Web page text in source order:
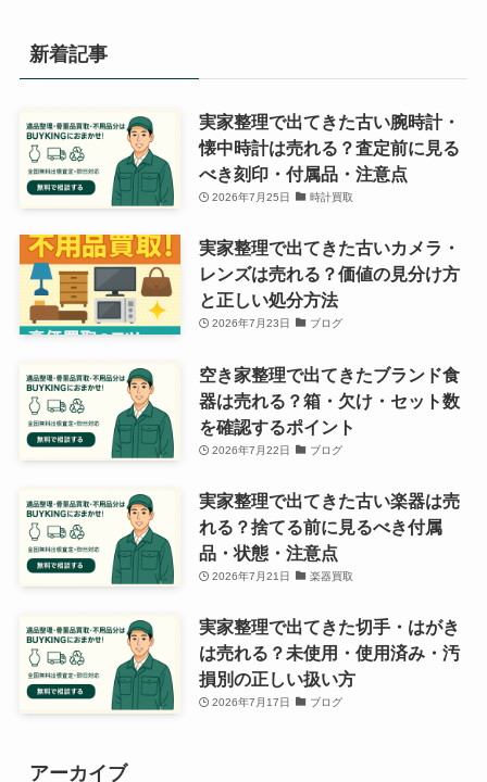
新着記事
実家整理で出てきた古い腕時計・
懐中時計は売れる？査定前に見る
べき刻印・付属品・注意点
2026年7月25日 時計買取
実家整理で出てきた古いカメラ・
レンズは売れる？価値の見分け方
と正しい処分方法
2026年7月23日 ブログ
空き家整理で出てきたブランド食
器は売れる？箱・欠け・セット数
を確認するポイント
2026年7月22日 ブログ
実家整理で出てきた古い楽器は売
れる？捨てる前に見るべき付属
品・状態・注意点
2026年7月21日 楽器買取
実家整理で出てきた切手・はがき
は売れる？未使用・使用済み・汚
損別の正しい扱い方
2026年7月17日 ブログ
アーカイブ